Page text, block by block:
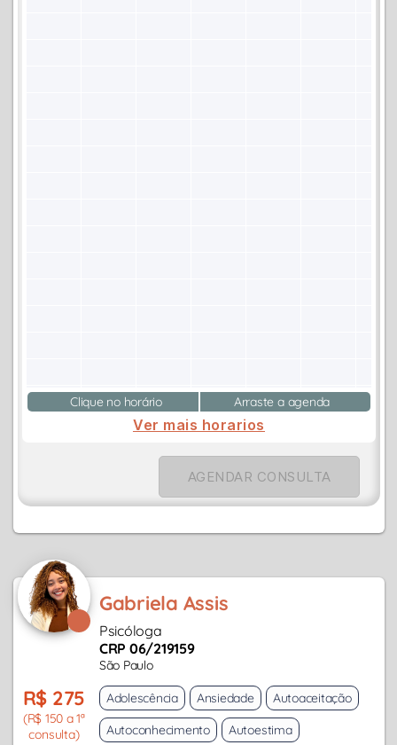
Clique no horário Arraste a agenda
Ver mais horarios
AGENDAR CONSULTA
Gabriela Assis
Psicóloga
CRP 06/219159
São Paulo
R$ 275
(R$ 150 a 1ª
consulta)
Adolescência Ansiedade
Autoaceitação
Autoconhecimento
Autoestima